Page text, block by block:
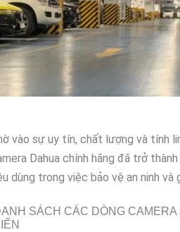
vào sự uy tín, chất lượng và tính
Dahua chính hãng đã trở
dùng trong việc bảo vệ an ninh và
SÁCH CÁC DÒNG